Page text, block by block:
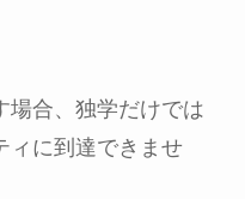
場合、独学だけでは
ィに到達できませ